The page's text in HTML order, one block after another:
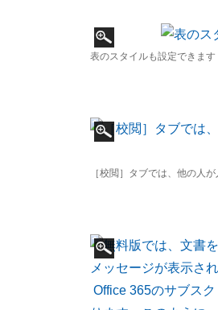
表のスタイルも設定できます
［校閲］タブでは、他の人